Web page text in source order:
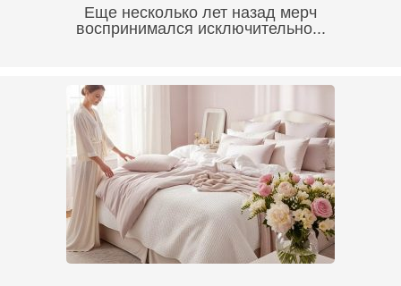
Еще несколько лет назад мерч
воспринимался исключительно...